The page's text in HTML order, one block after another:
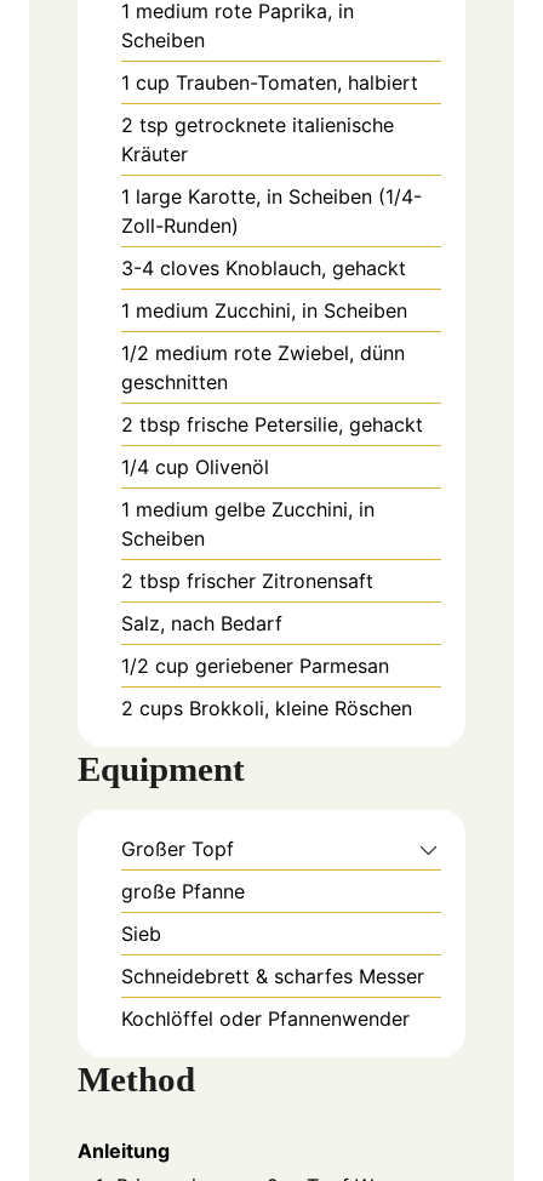
1 medium rote Paprika, in
Scheiben
1 cup Trauben-Tomaten, halbiert
2 tsp getrocknete italienische
Kräuter
1 large Karotte, in Scheiben (1/4-
Zoll-Runden)
3-4 cloves Knoblauch, gehackt
1 medium Zucchini, in Scheiben
1/2 medium rote Zwiebel, dünn
geschnitten
2 tbsp frische Petersilie, gehackt
1/4 cup Olivenöl
1 medium gelbe Zucchini, in
Scheiben
2 tbsp frischer Zitronensaft
Salz, nach Bedarf
1/2 cup geriebener Parmesan
2 cups Brokkoli, kleine Röschen
Equipment
Großer Topf
große Pfanne
Sieb
Schneidebrett & scharfes Messer
Kochlöffel oder Pfannenwender
Method
Anleitung